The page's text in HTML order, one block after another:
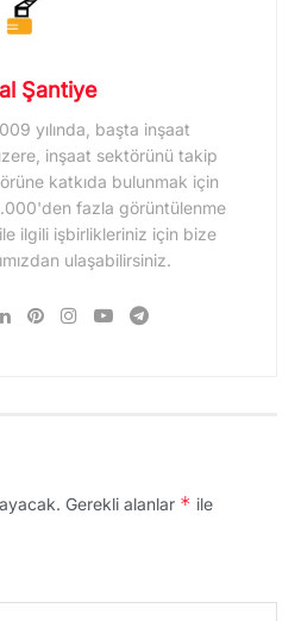
Şantiye
yılında, başta inşaat
inşaat sektörünü takip
katkıda bulunmak için
fazla görüntülenme
ilgili işbirlikleriniz için bize
ulaşabilirsiniz.
Gerekli alanlar * ile